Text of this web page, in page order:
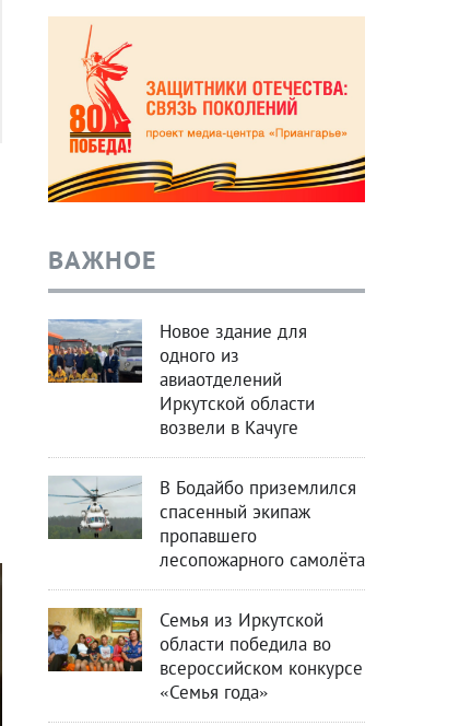
ВАЖНОЕ
Новое здание для
одного из
авиаотделений
Иркутской области
возвели в Качуге
В Бодайбо приземлился
спасенный экипаж
пропавшего
лесопожарного самолёта
Семья из Иркутской
области победила во
всероссийском конкурсе
«Семья года»